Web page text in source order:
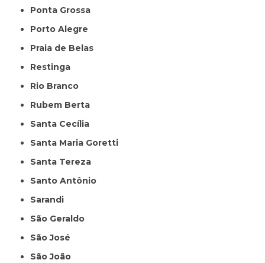
Ponta Grossa
Porto Alegre
Praia de Belas
Restinga
Rio Branco
Rubem Berta
Santa Cecília
Santa Maria Goretti
Santa Tereza
Santo Antônio
Sarandi
São Geraldo
São José
São João